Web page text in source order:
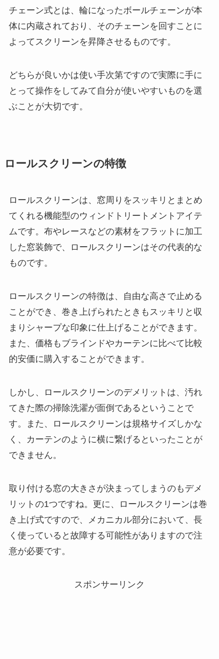
チェーン式とは、輪になったボールチェーンが本
体に内蔵されており、そのチェーンを回すことに
よってスクリーンを昇降させるものです。
どちらが良いかは使い手次第ですので実際に手に
とって操作をしてみて自分が使いやすいものを選
ぶことが大切です。
ロールスクリーンの特徴
ロールスクリーンは、窓周りをスッキリとまとめ
てくれる機能型のウィンドトリートメントアイテ
ムです。布やレースなどの素材をフラットに加工
した窓装飾で、ロールスクリーンはその代表的な
ものです。
ロールスクリーンの特徴は、自由な高さで止める
ことができ、巻き上げられたときもスッキリと収
まりシャープな印象に仕上げることができます。
また、価格もブラインドやカーテンに比べて比較
的安価に購入することができます。
しかし、ロールスクリーンのデメリットは、汚れ
てきた際の掃除洗濯が面倒であるということで
す。また、ロールスクリーンは規格サイズしかな
く、カーテンのように横に繋げるといったことが
できません。
取り付ける窓の大きさが決まってしまうのもデメ
リットの1つですね。更に、ロールスクリーンは巻
き上げ式ですので、メカニカル部分において、長
く使っていると故障する可能性がありますので注
意が必要です。
スポンサーリンク